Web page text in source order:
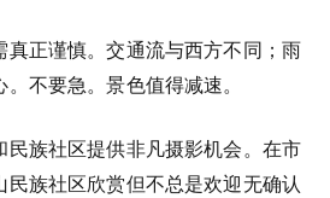
真正谨慎。交通流与西方不同；雨
不要急。景色值得减速。
民族社区提供非凡摄影机会。在市
族社区欣赏但不总是欢迎无确认